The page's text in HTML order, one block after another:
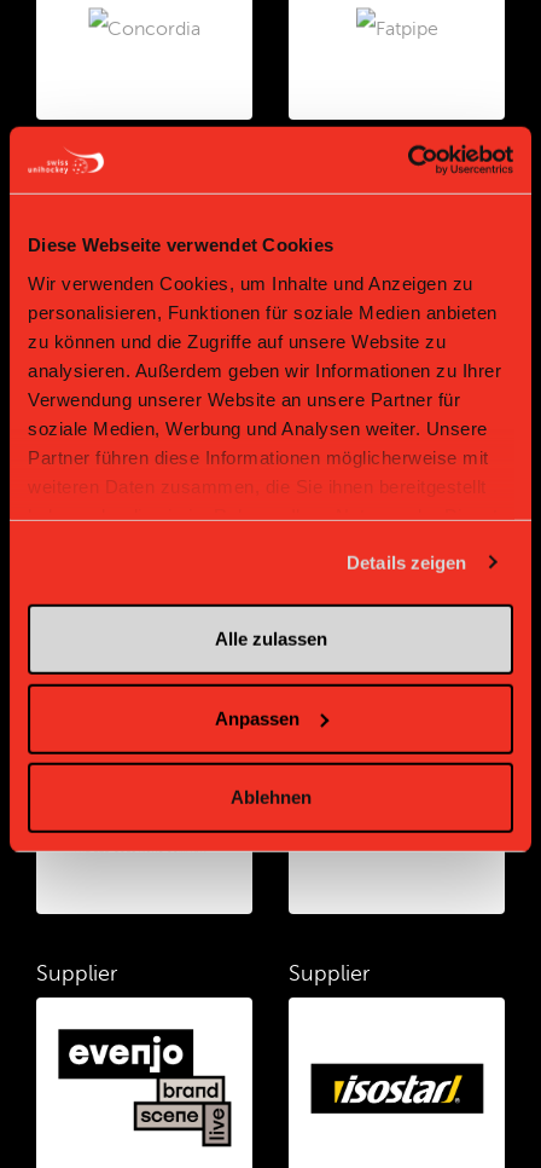
Diese Webseite verwendet Cookies
Wir verwenden Cookies, um Inhalte und Anzeigen zu
personalisieren, Funktionen für soziale Medien anbieten
zu können und die Zugriffe auf unsere Website zu
analysieren. Außerdem geben wir Informationen zu Ihrer
Verwendung unserer Website an unsere Partner für
soziale Medien, Werbung und Analysen weiter. Unsere
Partner führen diese Informationen möglicherweise mit
weiteren Daten zusammen, die Sie ihnen bereitgestellt
Details zeigen
Alle zulassen
Anpassen
Ablehnen
Gold Partner
Bronze Partner
Supplier
Supplier Supplier